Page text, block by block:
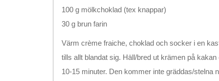
100 g mölkchoklad (tex knappar)
30 g brun farin
Värm crème fraiche, choklad och socker i en
tills allt blandat sig. Häll/bred ut krämen på
10-15 minuter. Den kommer inte gräddas/stelna